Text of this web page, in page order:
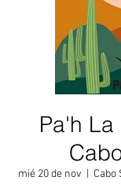
Pa'h La
mié 20 de nov Cabo